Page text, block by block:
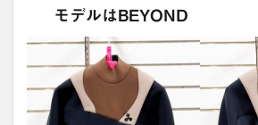
モデルはBEYOND